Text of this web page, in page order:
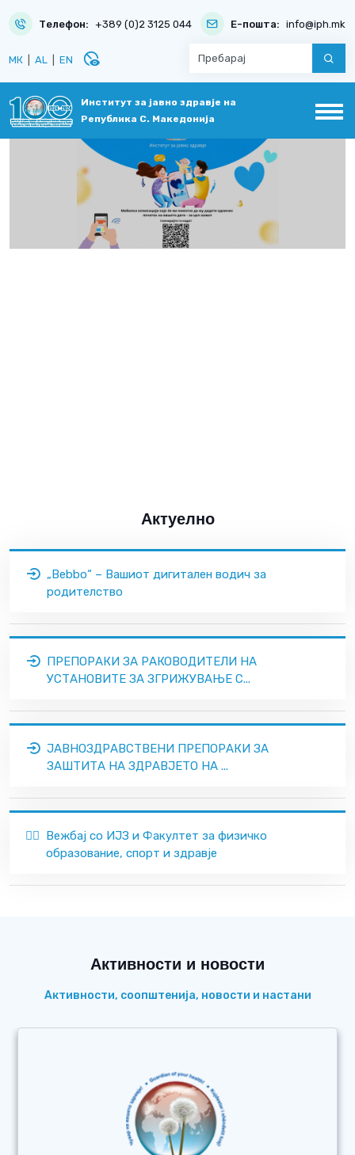
Телефон: +389 (0)2 3125 044 Е-пошта: info@iph.mk
МК AL EN disabled_visible
Институт за јавно здравје на
Република С. Македонија
Актуелно
„Bebbo“ – Вашиот дигитален водич за
родителство
ПРЕПОРАКИ ЗА РАКОВОДИТЕЛИ НА
УСТАНОВИТЕ ЗА ЗГРИЖУВАЊЕ С...
ЈАВНОЗДРАВСТВЕНИ ПРЕПОРАКИ ЗА
ЗАШТИТА НА ЗДРАВЈЕТО НА ...
🏃‍♂️ Вежбај со ИЈЗ и Факултет за физичко
образование, спорт и здравје
Активности и новости
Активности, соопштенија, новости и настани